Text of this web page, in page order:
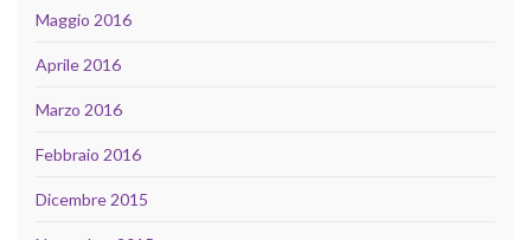
Maggio 2016
Aprile 2016
Marzo 2016
Febbraio 2016
Dicembre 2015